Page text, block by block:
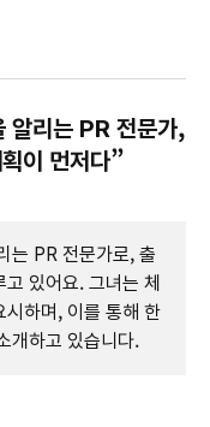
알리는 PR 전문가,
이 먼저다”
는 PR 전문가로, 출
있어요. 그녀는 체
시하며, 이를 통해 한
개하고 있습니다.